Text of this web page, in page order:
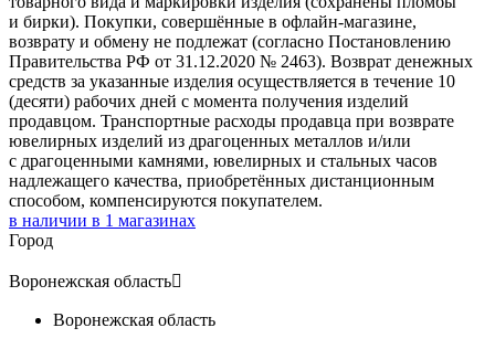
и бирки). Покупки, совершённые в офлайн-магазине,
возврату и обмену не подлежат (согласно Постановлению
Правительства РФ от 31.12.2020 № 2463). Возврат денежных
средств за указанные изделия осуществляется в течение 10
(десяти) рабочих дней с момента получения изделий
продавцом. Транспортные расходы продавца при возврате
ювелирных изделий из драгоценных металлов и/или
с драгоценными камнями, ювелирных и стальных часов
надлежащего качества, приобретённых дистанционным
способом, компенсируются покупателем.
в наличии в 1 магазинах
Город
Воронежская область
Воронежская область